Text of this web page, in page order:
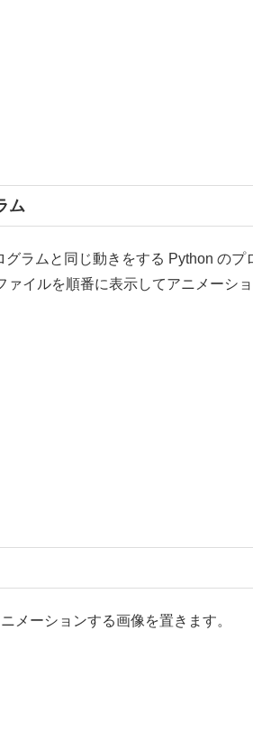
ム
グラムと同じ動きをする Python の
ァイルを順番に表示してアニメーシ
メーションする画像を置きます。